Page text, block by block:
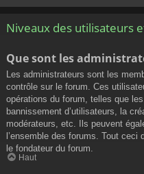
Niveaux des utilisateurs
Que sont les
Les administrateurs sont les
contrôle sur le forum. Ces
opérations du forum, telles que
bannissement d’utilisateurs, la
modérateurs, etc. Ils peuvent
l’ensemble des forums. Tout
le fondateur du forum.
Haut